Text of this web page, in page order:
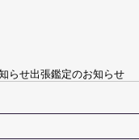
らせ出張鑑定のお知らせ